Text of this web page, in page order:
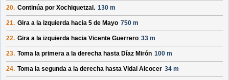
20. Continúa por Xochiquetzal . 130 m
21. Gira a la izquierda hacia 5 de Mayo 750 m
22. Gira a la izquierda hacia Vicente Guerrero 33 m
23. Toma la primera a la derecha hasta Díaz Mirón 100 m
24. Toma la segunda a la derecha hasta Vidal Alcocer 34 m